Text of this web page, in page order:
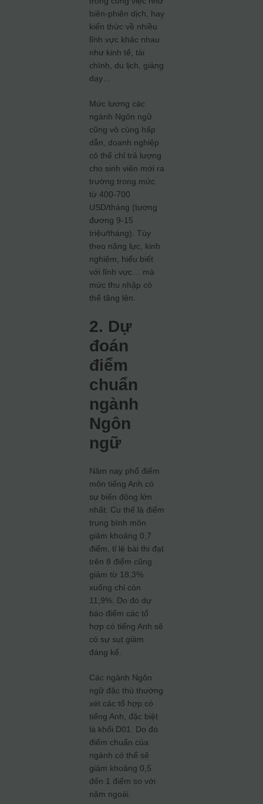
biên-phiên dịch, hay
kiến thức về nhiều
lĩnh vực khác nhau
như kinh tế, tài
chính, du lịch, giảng
dạy…
Mức lương các
ngành Ngôn ngữ
cũng vô cùng hấp
dẫn, doanh nghiệp
có thể chỉ trả lượng
cho sinh viên mới ra
trường trong mức
từ 400-700
USD/tháng (tương
đương 9-15
triệu/tháng). Tùy
theo năng lực, kinh
nghiệm, hiểu biết
với lĩnh vực… mà
mức thu nhập có
thể tăng lên.
2. Dự
đoán
điểm
chuẩn
ngành
Ngôn
ngữ
Năm nay phổ điểm
môn tiếng Anh có
sự biến động lớn
nhất. Cụ thể là điểm
trung bình môn
giảm khoảng 0,7
điểm, tỉ lệ bài thi đạt
trên 8 điểm cũng
giảm từ 18,3%
xuống chỉ còn
11,9%. Do đó dự
báo điểm các tổ
hợp có tiếng Anh sẽ
có sự sụt giảm
đáng kể.
Các ngành Ngôn
ngữ đặc thù thường
xét các tổ hợp có
tiếng Anh, đặc biệt
là khối D01. Do đó
điểm chuẩn của
ngành có thể sẽ
giảm khoảng 0,5
đến 1 điểm so với
năm ngoái.